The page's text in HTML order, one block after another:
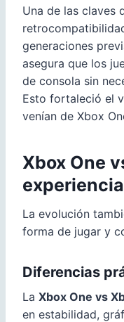
Una de las claves
generaciones
asegura que los
de consola sin
Esto fortaleció el
venían de Xbox
Xbox One
La evolución
forma de jugar y
Diferencias
La Xbox One vs
en estabilidad,